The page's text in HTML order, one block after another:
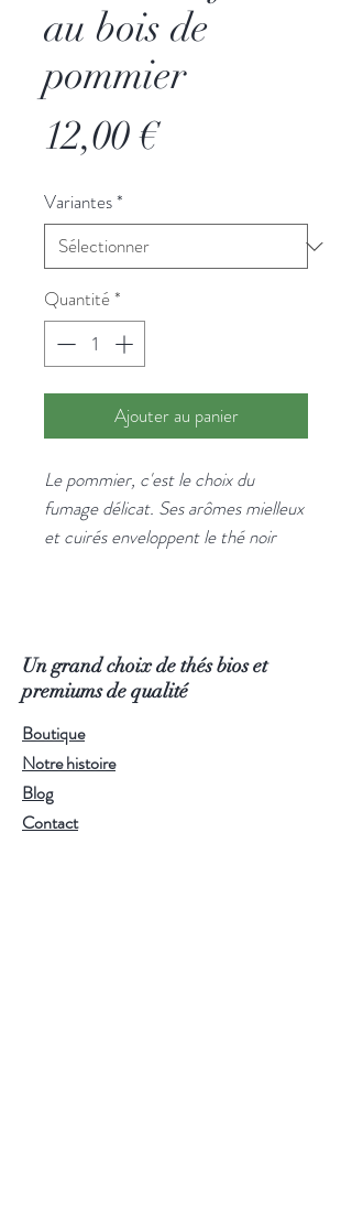
au bois de
pommier
12,00 €Prix
Variantes*
Quantité*
Ajouter au panier
Le pommier, c'est le choix du
fumage délicat. Ses arômes mielleux
et cuirés enveloppent le thé noir
Finement fumé au bois de pommier,
ce thé noir exprime des arômes
chauds et mielleux avec une fumée
douce mais expressive. Un équilibre
tout en rondeur, élégant et facile.
Infusion :
Utilisez de l'eau filtrée ou de source
Un grand choix de thés bios et
premiums de qualité
Boutique
Notre histoire
Blog
Contact